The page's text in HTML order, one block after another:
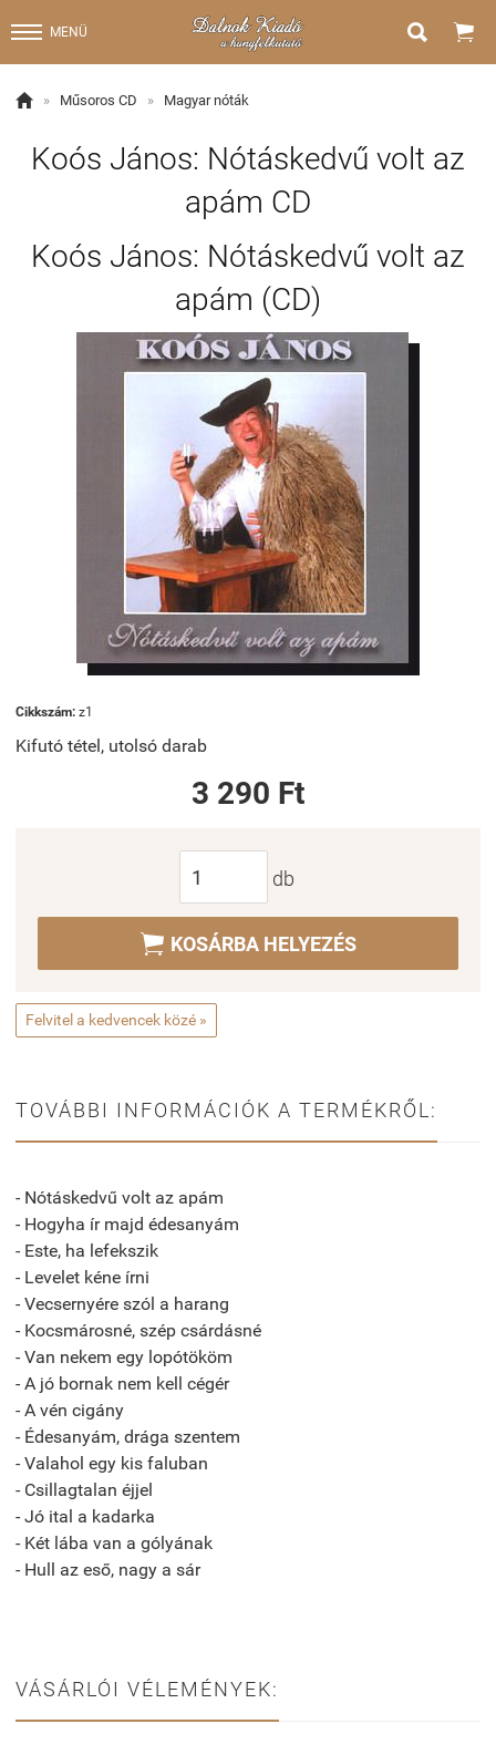
MENÜ  
 » Műsoros CD » Magyar nóták
Koós János: Nótáskedvű volt az
apám CD
Koós János: Nótáskedvű volt az
apám (CD)
Cikkszám: z1
Kifutó tétel, utolsó darab
3 290 Ft
db
 KOSÁRBA HELYEZÉS
Felvitel a kedvencek közé »
TOVÁBBI INFORMÁCIÓK A TERMÉKRŐL:
- Nótáskedvű volt az apám
- Hogyha ír majd édesanyám
- Este, ha lefekszik
- Levelet kéne írni
- Vecsernyére szól a harang
- Kocsmárosné, szép csárdásné
- Van nekem egy lopótököm
- A jó bornak nem kell cégér
- A vén cigány
- Édesanyám, drága szentem
- Valahol egy kis faluban
- Csillagtalan éjjel
- Jó ital a kadarka
- Két lába van a gólyának
- Hull az eső, nagy a sár
VÁSÁRLÓI VÉLEMÉNYEK: